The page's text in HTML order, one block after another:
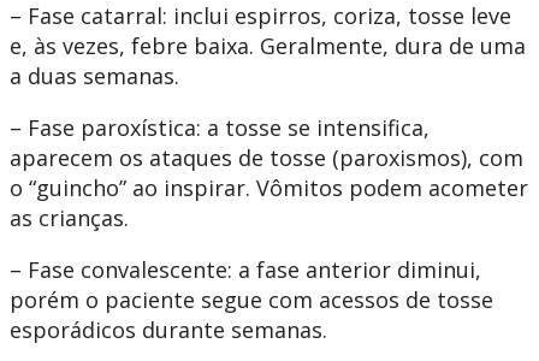
– Fase catarral: inclui espirros, coriza, tosse leve
e, às vezes, febre baixa. Geralmente, dura de uma
a duas semanas.
– Fase paroxística: a tosse se intensifica,
aparecem os ataques de tosse (paroxismos), com
o “guincho” ao inspirar. Vômitos podem acometer
as crianças.
– Fase convalescente: a fase anterior diminui,
porém o paciente segue com acessos de tosse
esporádicos durante semanas.